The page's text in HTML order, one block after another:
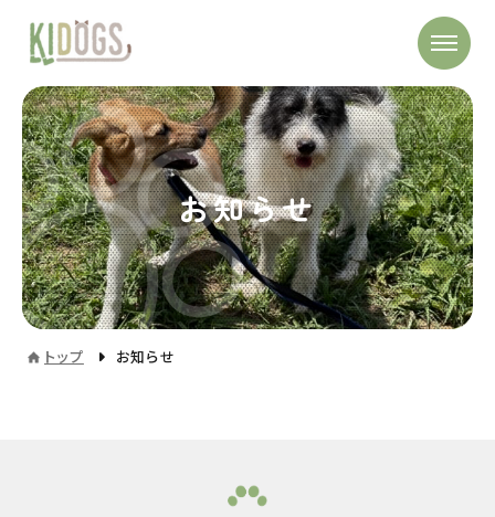
お知らせ
トップ お知らせ